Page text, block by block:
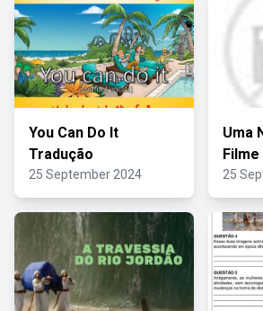
You Can Do It
Tradução
25 September 2024
Uma
25